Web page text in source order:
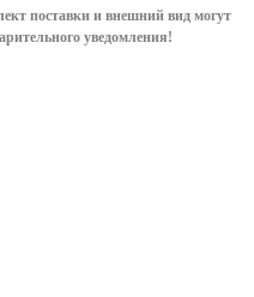
поставки и внешний вид могут
уведомления!